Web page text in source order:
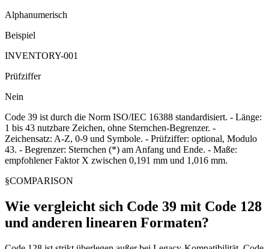
Alphanumerisch
Beispiel
INVENTORY-001
Prüfziffer
Nein
Code 39 ist durch die Norm ISO/IEC 16388 standardisiert. - Länge:
1 bis 43 nutzbare Zeichen, ohne Sternchen-Begrenzer. -
Zeichensatz: A-Z, 0-9 und Symbole. - Prüfziffer: optional, Modulo
43. - Begrenzer: Sternchen (*) am Anfang und Ende. - Maße:
empfohlener Faktor X zwischen 0,191 mm und 1,016 mm.
§COMPARISON
Wie vergleicht sich Code 39 mit Code 128
und anderen linearen Formaten?